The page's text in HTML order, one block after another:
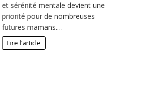
et sérénité mentale devient une
priorité pour de nombreuses
futures mamans.…
Lire l'article